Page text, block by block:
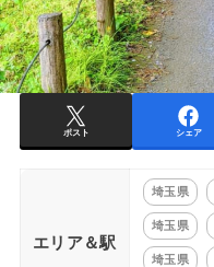
ポスト シェア
エリア＆駅
埼玉県
埼玉県
埼玉県